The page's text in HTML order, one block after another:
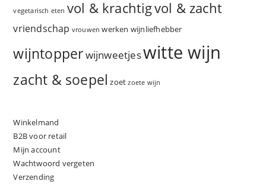
vegetarisch eten vol & krachtigvol & zacht
vriendschap vrouwen werken wijnliefhebber
wijntopperwijnweetjeswitte wijn
zacht & soepel zoet zoete wijn
Winkelmand
B2B voor retail
Mijn account
Wachtwoord vergeten
Verzending